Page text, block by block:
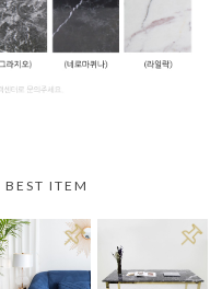
BEST ITEM